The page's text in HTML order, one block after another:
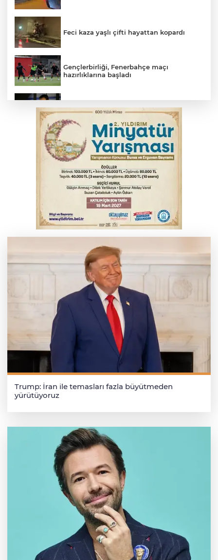
Feci kaza yaşlı çifti hayattan kopardı
Gençlerbirliği, Fenerbahçe maçı
hazırlıklarına başladı
Salih Bademci ‘Sesler’le Bursa’da
Suça sürüklenen çocuk yasası TBMM'de
kabul edildi
Yeni Parti Manisa İl Başkanı Özalper'in
ifadesi ortaya çıktı
Thorsten Fink, sağlık kontrolünden geçti
Trump: İran ile temasları fazla büyütmeden
yürütüyoruz